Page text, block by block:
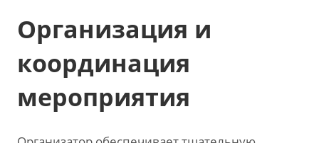
Организация и
координация
мероприятия